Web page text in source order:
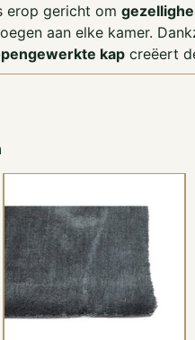
erop gericht om
aan elke kamer.
kapcreëert